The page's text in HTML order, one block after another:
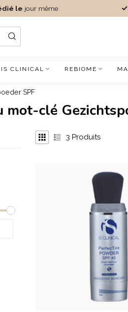
le jour même
IS CLINICAL REBIOME
SPF
mot-clé
3 Produits